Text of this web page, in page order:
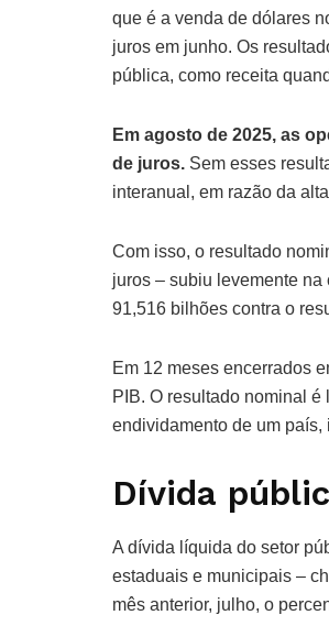
que é a venda de dólares
juros em junho. Os
pública, como receita
Em agosto de 2025, as
de juros. Sem esses
interanual, em razão da
Com isso, o resultado
juros – subiu levemente
91,516 bilhões contra o
Em 12 meses encerrados
PIB. O resultado nominal
endividamento de um
Dívida
A dívida líquida do setor
estaduais e municipais –
mês anterior, julho, o